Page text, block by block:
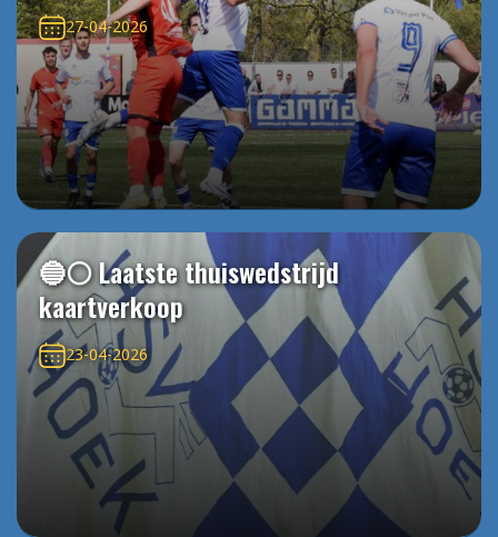
27-04-2026
🔵⚪️ Laatste thuiswedstrijd
kaartverkoop
23-04-2026